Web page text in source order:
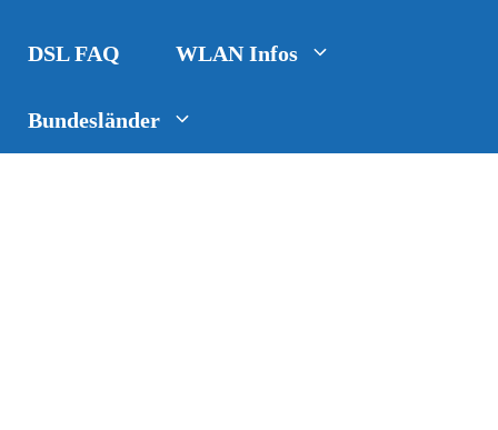
DSL FAQ WLAN Infos
Bundesländer